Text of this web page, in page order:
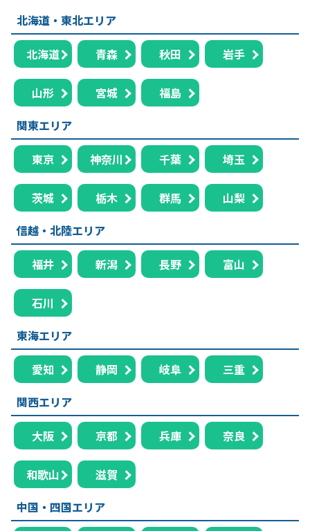
北海道・東北エリア
北海道 青森 秋田 岩手
山形 宮城
福島
関東エリア
東京 神奈川 千葉 埼玉
茨城 栃木 群馬
山梨
信越・北陸エリア
福井 新潟 長野 富山
石川
東海エリア
愛知 静岡 岐阜
三重
関西エリア
大阪 京都 兵庫 奈良
和歌山
滋賀
中国・四国エリア